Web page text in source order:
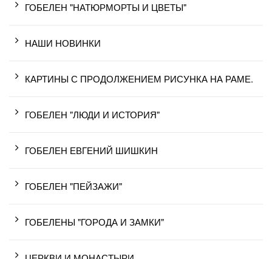
ГОБЕЛЕН "НАТЮРМОРТЫ И ЦВЕТЫ"
НАШИ НОВИНКИ
КАРТИНЫ С ПРОДОЛЖЕНИЕМ РИСУНКА НА РАМЕ.
ГОБЕЛЕН "ЛЮДИ И ИСТОРИЯ"
ГОБЕЛЕН ЕВГЕНИЙ ШИШКИН
ГОБЕЛЕН "ПЕЙЗАЖИ"
ГОБЕЛЕНЫ "ГОРОДА И ЗАМКИ"